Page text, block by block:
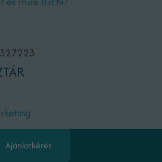
Ajánlatkérés